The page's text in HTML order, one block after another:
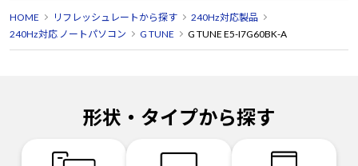
HOME リフレッシュレートから探す
240Hz対応製品
240Hz対応 ノートパソコン
G TUNE G TUNE E5-I7G60BK-A
形状・タイプから探す